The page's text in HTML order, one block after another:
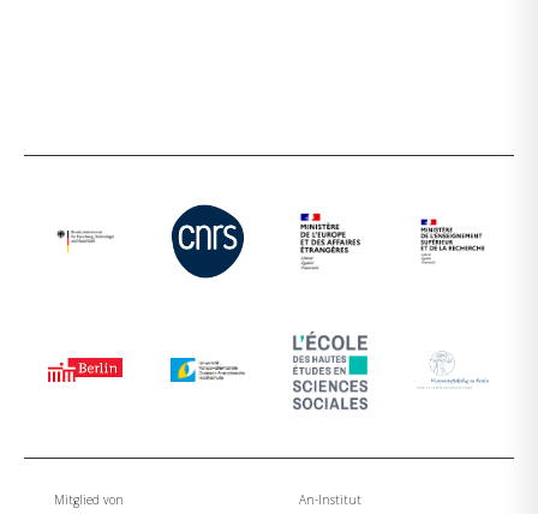
Mitglied von An-Institut